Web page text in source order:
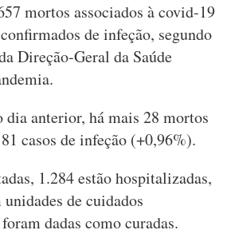
mortos associados à covid-19
de infeção, segundo
Direção-Geral da Saúde
dia anterior, há mais 28 mortos
casos de infeção (+0,96%).
1.284 estão hospitalizadas,
de cuidados
dadas como curadas.